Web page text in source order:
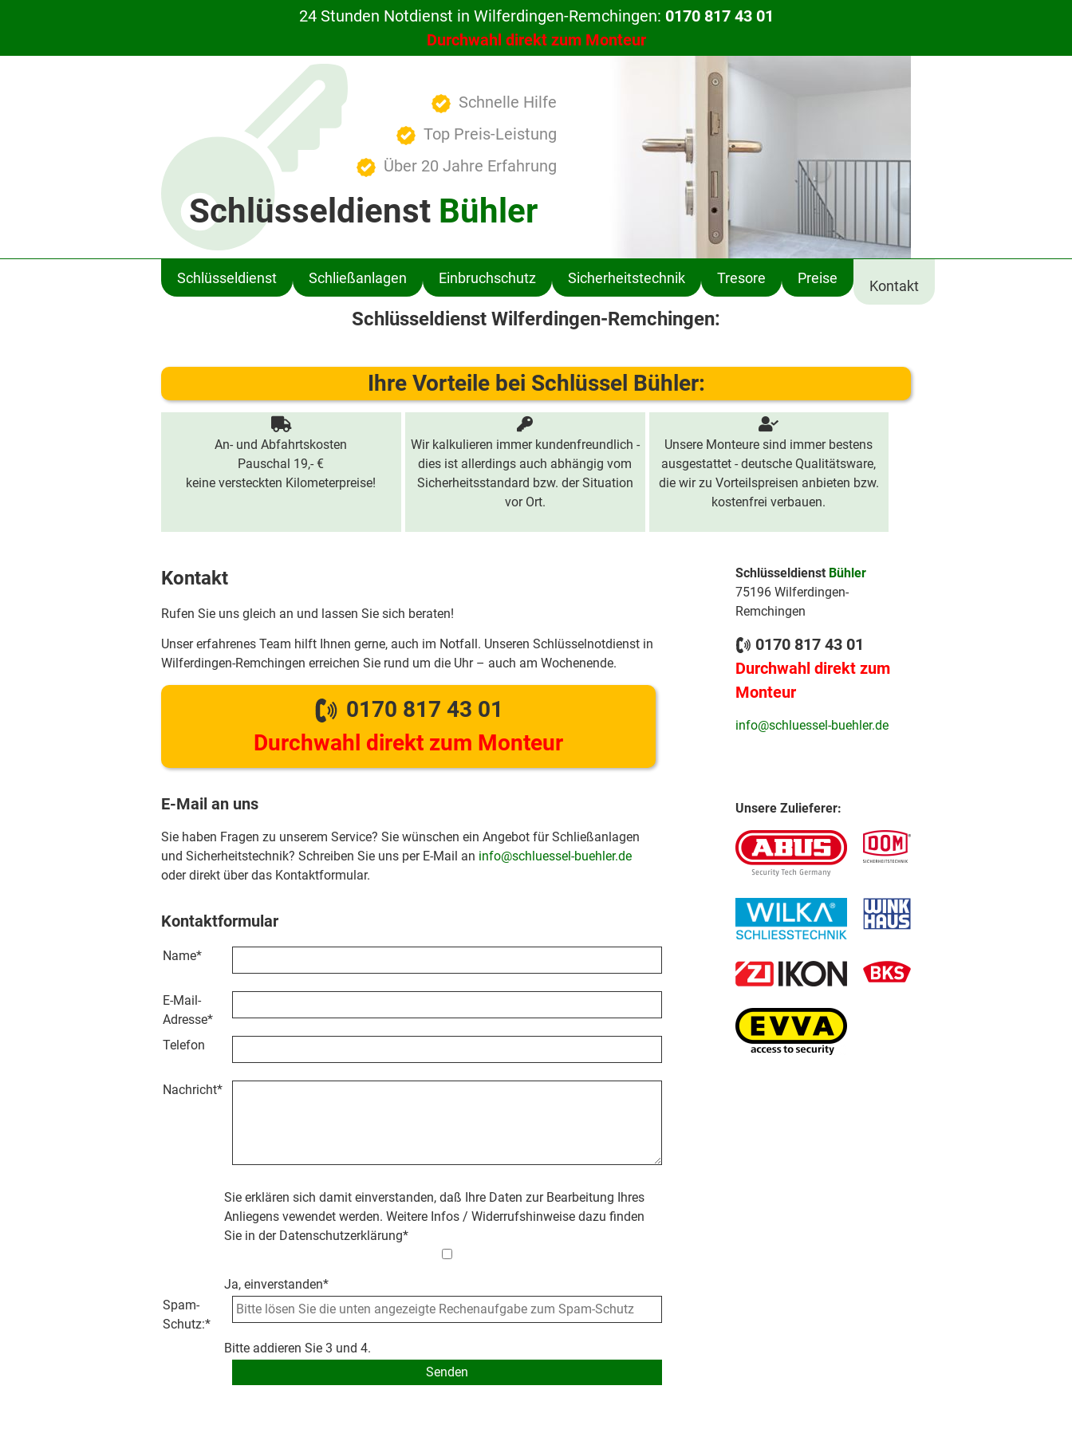
24 Stunden Notdienst in Wilferdingen-Remchingen: 0170 817 43 01
Durchwahl direkt zum Monteur
Schnelle Hilfe
Top Preis-Leistung
Über 20 Jahre Erfahrung
Schlüsseldienst Bühler
Schlüsseldienst Schließanlagen Einbruchschutz Sicherheitstechnik Tresore Preise Kontakt
Schlüsseldienst Wilferdingen-Remchingen:
Ihre Vorteile bei Schlüssel Bühler:
An- und Abfahrtskosten
Pauschal 19,- €
keine versteckten Kilometerpreise!
Wir kalkulieren immer kundenfreundlich -
dies ist allerdings auch abhängig vom
Sicherheitsstandard bzw. der Situation
vor Ort.
Unsere Monteure sind immer bestens
ausgestattet - deutsche Qualitätsware,
die wir zu Vorteilspreisen anbieten bzw.
kostenfrei verbauen.
Kontakt
Rufen Sie uns gleich an und lassen Sie sich beraten!
Unser erfahrenes Team hilft Ihnen gerne, auch im Notfall. Unseren Schlüsselnotdienst in
Wilferdingen-Remchingen erreichen Sie rund um die Uhr – auch am Wochenende.
0170 817 43 01
Durchwahl direkt zum Monteur
E-Mail an uns
Sie haben Fragen zu unserem Service? Sie wünschen ein Angebot für Schließanlagen
und Sicherheitstechnik? Schreiben Sie uns per E-Mail an info@schluessel-buehler.de
oder direkt über das Kontaktformular.
Kontaktformular
Name*
E-Mail-
Adresse*
Telefon
Nachricht*
Sie erklären sich damit einverstanden, daß Ihre Daten zur Bearbeitung Ihres
Anliegens vewendet werden. Weitere Infos / Widerrufshinweise dazu finden
Sie in der Datenschutzerklärung*
Ja, einverstanden*
Spam-
Schutz:*
Bitte addieren Sie 3 und 4.
Schlüsseldienst Bühler
75196 Wilferdingen-
Remchingen
0170 817 43 01
Durchwahl direkt zum
Monteur
info@schluessel-buehler.de
Unsere Zulieferer: